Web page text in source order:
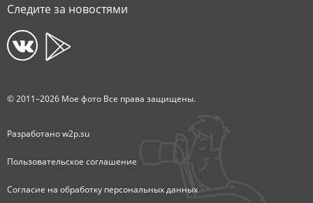
Следите за новостями
© 2011–2026 Мое фото Все права защищены.
Разработаноw2p.su
Пользовательское соглашение
Согласие на обработку персональных данных